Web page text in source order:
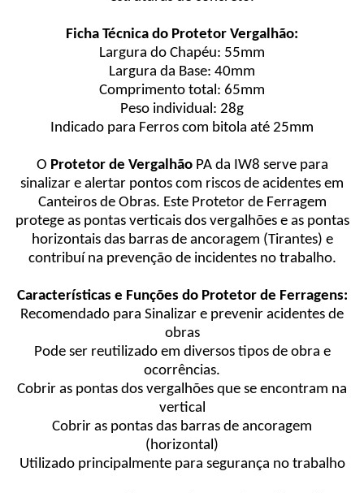
Ficha Técnica do Protetor Vergalhão:
Largura do Chapéu: 55mm
Largura da Base: 40mm
Comprimento total: 65mm
Peso individual: 28g
Indicado para Ferros com bitola até 25mm
O Protetor de VergalhãoPA da IW8 serve para
sinalizar e alertar pontos com riscos de acidentes em
Canteiros de Obras. Este Protetor de Ferragem
protege as pontas verticais dos vergalhões e as pontas
horizontais das barras de ancoragem (Tirantes) e
contribuí na prevenção de incidentes no trabalho.
Características e Funções do Protetor de Ferragens:
Recomendado para Sinalizar e prevenir acidentes de
obras
Pode ser reutilizado em diversos tipos de obra e
ocorrências.
Cobrir as pontas dos vergalhões que se encontram na
vertical
Cobrir as pontas das barras de ancoragem
(horizontal)
Utilizado principalmente para segurança no trabalho